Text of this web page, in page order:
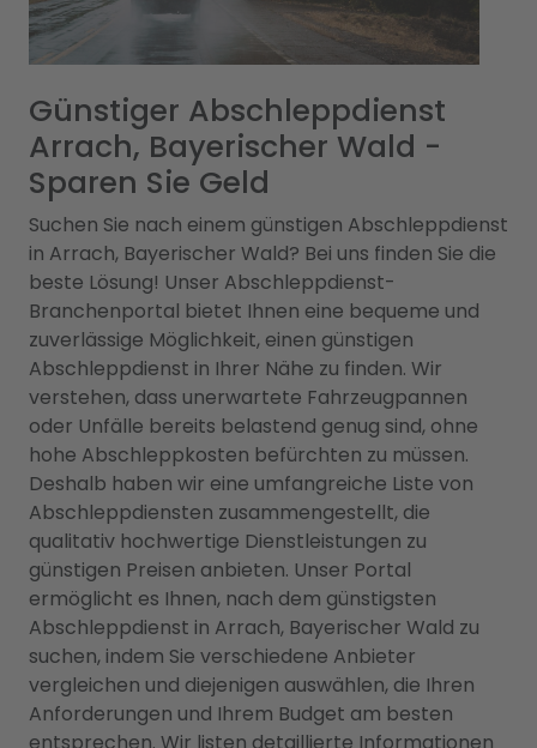
Günstiger Abschleppdienst
Arrach, Bayerischer Wald -
Sparen Sie Geld
Suchen Sie nach einem günstigen Abschleppdienst
in Arrach, Bayerischer Wald? Bei uns finden Sie die
beste Lösung! Unser Abschleppdienst-
Branchenportal bietet Ihnen eine bequeme und
zuverlässige Möglichkeit, einen günstigen
Abschleppdienst in Ihrer Nähe zu finden. Wir
verstehen, dass unerwartete Fahrzeugpannen
oder Unfälle bereits belastend genug sind, ohne
hohe Abschleppkosten befürchten zu müssen.
Deshalb haben wir eine umfangreiche Liste von
Abschleppdiensten zusammengestellt, die
qualitativ hochwertige Dienstleistungen zu
günstigen Preisen anbieten. Unser Portal
ermöglicht es Ihnen, nach dem günstigsten
Abschleppdienst in Arrach, Bayerischer Wald zu
suchen, indem Sie verschiedene Anbieter
vergleichen und diejenigen auswählen, die Ihren
Anforderungen und Ihrem Budget am besten